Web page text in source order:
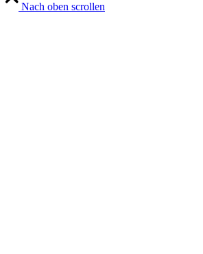
Nach oben scrollen